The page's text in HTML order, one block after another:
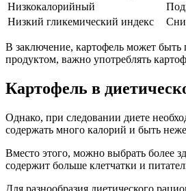
Низкокалорийный
Низкий гликемический индекс
В заключение, картофель может
продуктом, важно употреблять
Картофель в
Однако, при следовании диете
содержать много калорий и быть
Вместо этого, можно выбрать более
содержит больше клетчатки и